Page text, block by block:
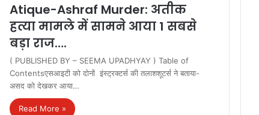
Atique-Ashraf Murder: अतीक
हत्या मामले में सामने आया 1 सबसे
बड़ा राज….
( PUBLISHED BY – SEEMA UPADHYAY ) Table of
Contentsएसआइटी को दोनों इंस्ट्रक्टर्स की तलाशशूटर्स ने बताया-
असद को देखकर आया…
Read More »